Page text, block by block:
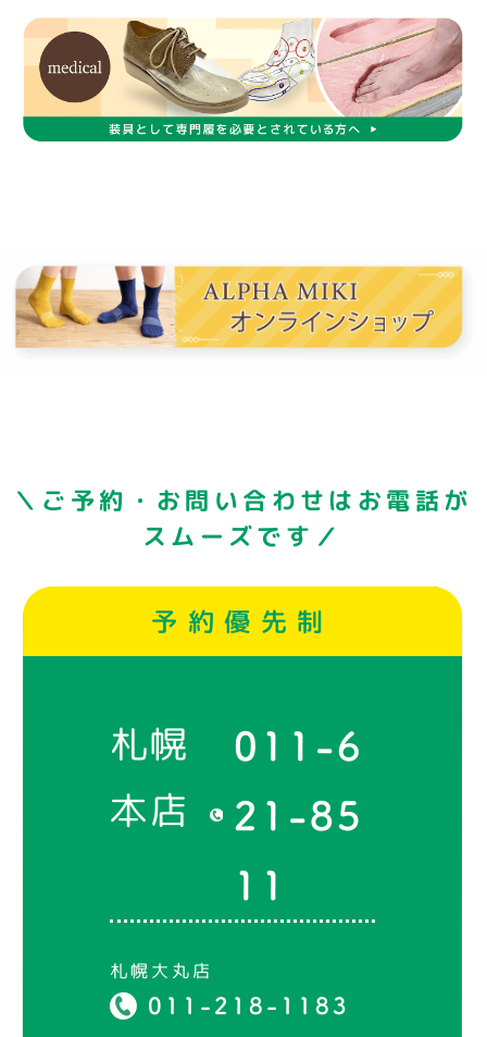
＼ご予約・お問い合わせはお電話が
スムーズです／
予約優先制
札幌
本店
011-6
21-85
11
札幌大丸店
011-218-1183